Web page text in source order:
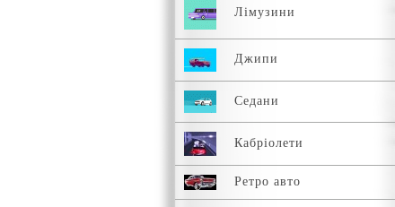
Лімузини
Джипи
Седани
Кабріолети
Ретро авто